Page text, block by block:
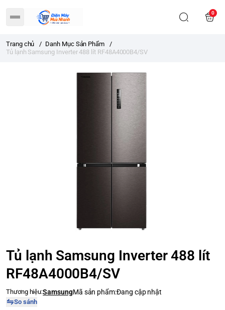
0
Trang chủ / Danh Mục Sản Phẩm
/
Tủ lạnh Samsung Inverter 488 lít RF48A4000B4/SV
Tủ lạnh Samsung Inverter 488 lít
RF48A4000B4/SV
Thương hiệu:SamsungMã sản phẩm:Đang cập nhật
So sánh